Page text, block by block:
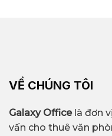
VỀ CHÚNG TÔI
Galaxy Officelà đơn
vấn cho thuê văn